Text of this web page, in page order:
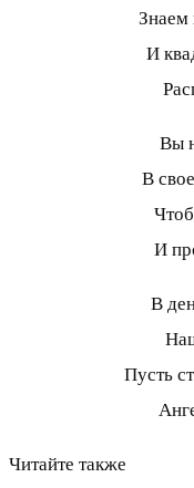
Знаем
И
Вы
В
И
В
Пусть
Читайте также